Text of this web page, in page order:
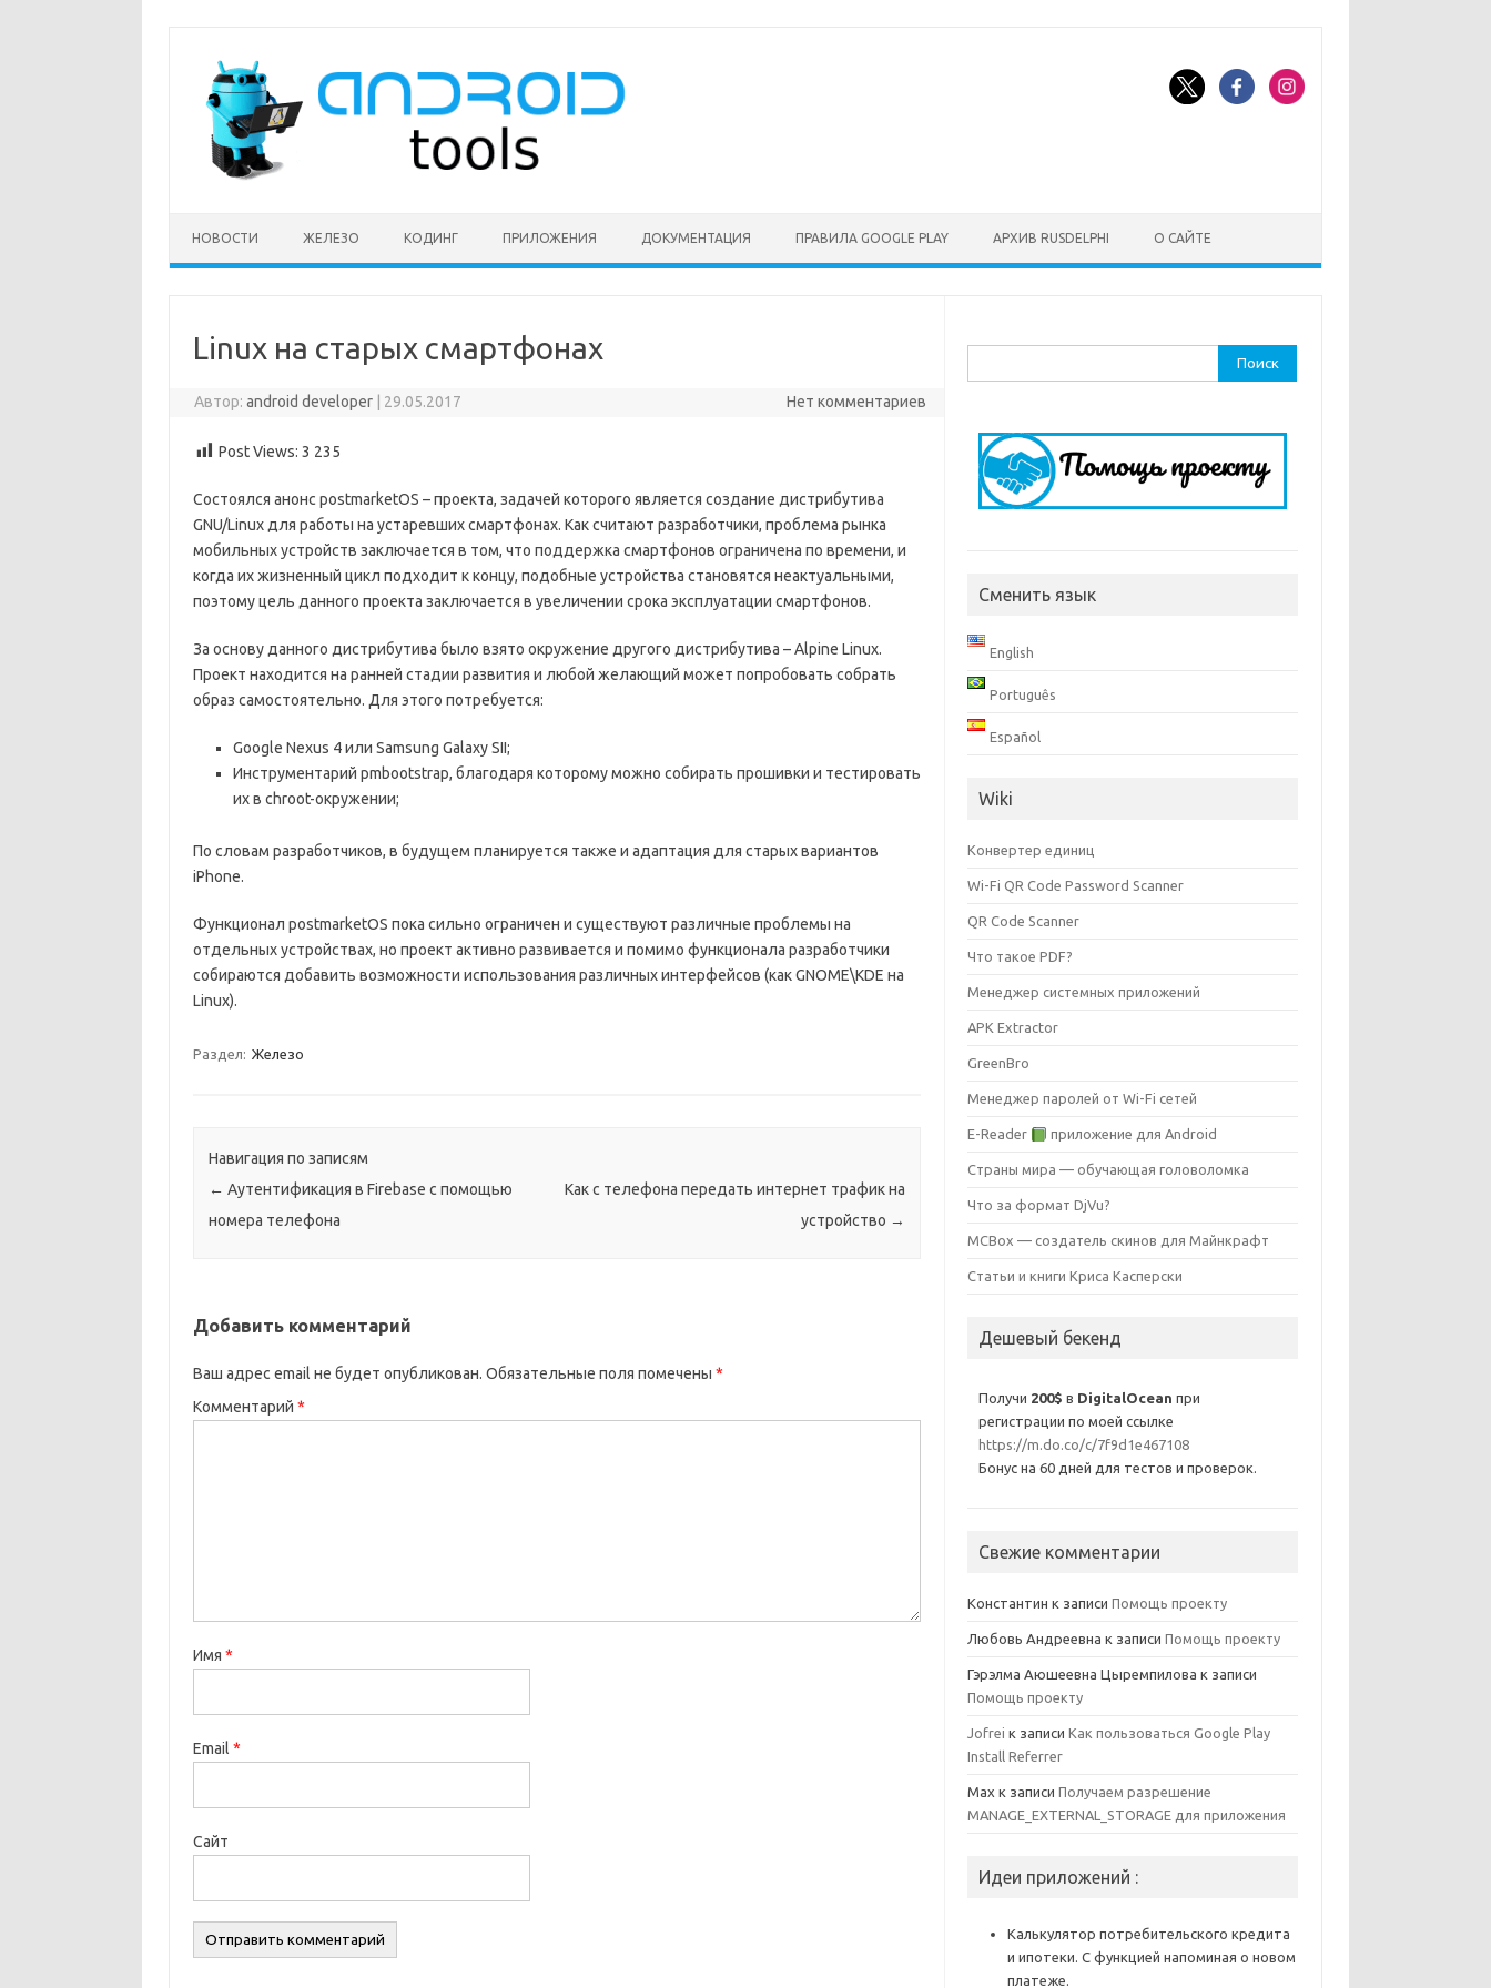
содержимому
НОВОСТИ ЖЕЛЕЗО КОДИНГ ПРИЛОЖЕНИЯ ДОКУМЕНТАЦИЯ ПРАВИЛА GOOGLE PLAY АРХИВ RUSDELPHI О САЙТЕ
Linux на старых смартфонах
Автор:android developer 29.05.2017 Нет комментариев
Post Views: 3 235
Состоялся анонс postmarketOS – проекта, задачей которого является создание дистрибутива
GNU/Linux для работы на устаревших смартфонах. Как считают разработчики, проблема рынка
мобильных устройств заключается в том, что поддержка смартфонов ограничена по времени, и
когда их жизненный цикл подходит к концу, подобные устройства становятся неактуальными,
поэтому цель данного проекта заключается в увеличении срока эксплуатации смартфонов.
За основу данного дистрибутива было взято окружение другого дистрибутива – Alpine Linux.
Проект находится на ранней стадии развития и любой желающий может попробовать собрать
образ самостоятельно. Для этого потребуется:
Google Nexus 4 или Samsung Galaxy SII;
Инструментарий pmbootstrap, благодаря которому можно собирать прошивки и тестировать
их в chroot-окружении;
По словам разработчиков, в будущем планируется также и адаптация для старых вариантов
iPhone.
Функционал postmarketOS пока сильно ограничен и существуют различные проблемы на
отдельных устройствах, но проект активно развивается и помимо функционала разработчики
собираются добавить возможности использования различных интерфейсов (как GNOME\KDE на
Linux).
Раздел: Железо
Навигация по записям
← Аутентификация в Firebase с помощью
номера телефона
Как с телефона передать интернет трафик на
устройство →
Добавить комментарий
Ваш адрес email не будет опубликован. Обязательные поля помечены *
Комментарий *
Имя *
Email *
Сайт
Сменить язык
English
Português
Español
Wiki
Конвертер единиц
Wi-Fi QR Code Password Scanner
QR Code Scanner
Что такое PDF?
Менеджер системных приложений
APK Extractor
GreenBro
Менеджер паролей от Wi-Fi сетей
E-Reader приложение для Android
Страны мира — обучающая головоломка
Что за формат DjVu?
MCBox — создатель скинов для Майнкрафт
Статьи и книги Криса Касперски
Дешевый бекенд
Получи 200$ в DigitalOcean при
регистрации по моей ссылке
https://m.do.co/c/7f9d1e467108
Бонус на 60 дней для тестов и проверок.
Свежие комментарии
Константин к записиПомощь проекту
Любовь Андреевна к записиПомощь проекту
Гэрэлма Аюшеевна Цыремпилова к записи
Помощь проекту
Jofrei к записиКак пользоваться Google Play
Install Referrer
Max к записиПолучаем разрешение
MANAGE_EXTERNAL_STORAGE для приложения
Идеи приложений :
Калькулятор потребительского кредита
и ипотеки. С функцией напоминая о новом
платеже.